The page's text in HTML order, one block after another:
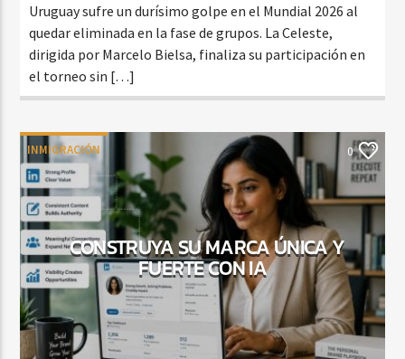
Uruguay sufre un durísimo golpe en el Mundial 2026 al
quedar eliminada en la fase de grupos. La Celeste,
dirigida por Marcelo Bielsa, finaliza su participación en
el torneo sin […]
INMIGRACIÓN 0
CONSTRUYA SU MARCA ÚNICA Y
FUERTE CON IA